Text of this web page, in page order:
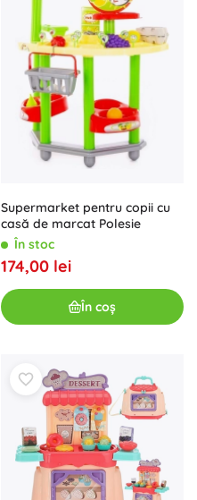
Supermarket pentru copii cu
casă de marcat Polesie
În stoc
174,00 lei
În coș